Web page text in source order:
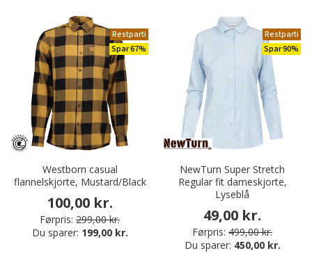
Restparti
Spar 67%
Westborn casual
flannelskjorte, Mustard/Black
100,00 kr.
Førpris: 299,00 kr.
Du sparer: 199,00 kr.
Restparti
Spar 90%
NewTurn Super Stretch
Regular fit dameskjorte,
Lyseblå
49,00 kr.
Førpris: 499,00 kr.
Du sparer: 450,00 kr.